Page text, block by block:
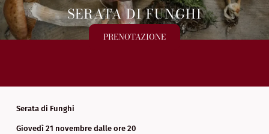
SERATA DI FUNGHI
PRENOTAZIONE
Serata di Funghi
Giovedì 21 novembre dalle ore 20